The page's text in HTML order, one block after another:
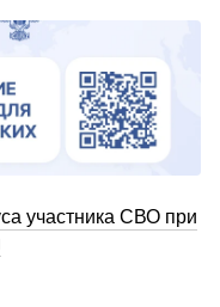
участника СВО при